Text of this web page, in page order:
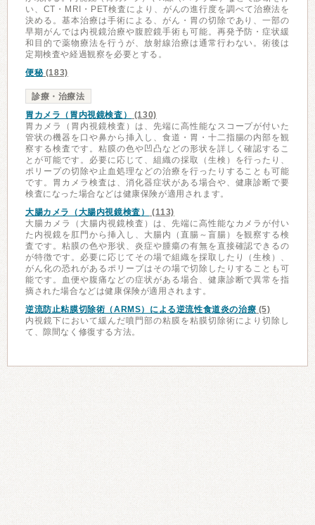
い、CT・MRI・PET検査により、がんの進行度を調べて治療法を
決める。基本治療は手術による、がん・胃の切除であり、一部の
早期がんでは内視鏡治療や腹腔鏡手術も可能。再発予防・症状緩
和目的で薬物療法を行うが、放射線治療は通常行わない。術後は
定期検査や経過観察を必要とする。
便秘(183)
診療・治療法
胃カメラ（胃内視鏡検査）
(130)
胃カメラ（胃内視鏡検査）は、先端に高性能なスコープが付いた
管状の機器を口や鼻から挿入し、食道・胃・十二指腸の内部を観
察する検査です。粘膜の色や凹凸などの形状を詳しく確認するこ
とが可能です。必要に応じて、組織の採取（生検）を行ったり、
ポリープの切除や止血処理などの治療を行ったりすることも可能
です。胃カメラ検査は、消化器症状がある場合や、健康診断で要
検査になった場合などは健康保険が適用されます。
大腸カメラ（大腸内視鏡検査）
(113)
大腸カメラ（大腸内視鏡検査）は、先端に高性能なカメラが付い
た内視鏡を肛門から挿入し、大腸内（直腸～盲腸）を観察する検
査です。粘膜の色や形状、炎症や腫瘍の有無を直接確認できるの
が特徴です。必要に応じてその場で組織を採取したり（生検）、
がん化の恐れがあるポリープはその場で切除したりすることも可
能です。血便や腹痛などの症状がある場合、健康診断で異常を指
摘された場合などは健康保険が適用されます。
逆流防止粘膜切除術（ARMS）による逆流性食道炎の治療 (5)
内視鏡下において緩んだ噴門部の粘膜を粘膜切除術により切除し
て、隙間なく修復する方法。